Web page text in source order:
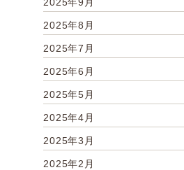
2025年8月
2025年7月
2025年6月
2025年5月
2025年4月
2025年3月
2025年2月